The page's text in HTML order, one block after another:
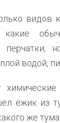
видов
какие
перчатки,
водой,
ёжик из
же